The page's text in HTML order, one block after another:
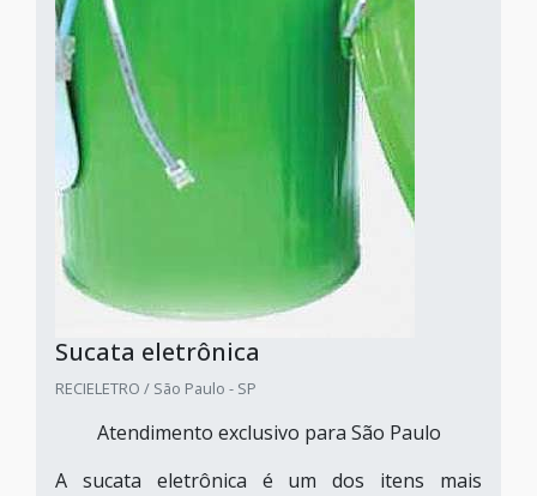
Sucata eletrônica
RECIELETRO / São Paulo - SP
Atendimento exclusivo para São Paulo
A sucata eletrônica é um dos itens mais